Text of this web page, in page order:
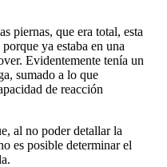
piernas, que era total, esta
ya estaba en una
Evidentemente tenía un
sumado a lo que
de reacción
al no poder detallar la
es posible determinar el